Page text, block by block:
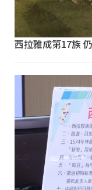
西拉雅成第17族